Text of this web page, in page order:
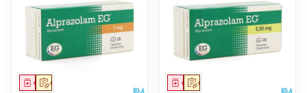
Op voorschrift
Geneesmiddel Op voorschrift
Geneesmiddel